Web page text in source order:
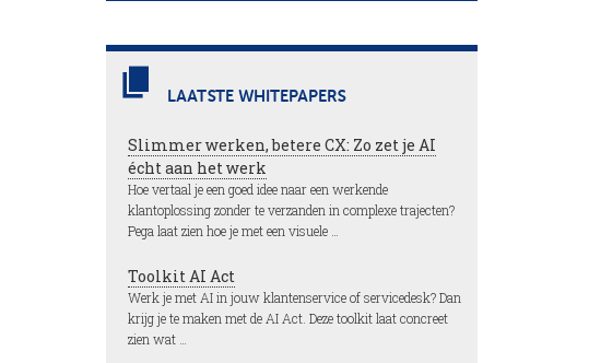
LAATSTE WHITEPAPERS
Slimmer werken, betere CX: Zo zet je AI
écht aan het werk
Hoe vertaal je een goed idee naar een werkende
klantoplossing zonder te verzanden in complexe trajecten?
Pega laat zien hoe je met een visuele …
Toolkit AI Act
Werk je met AI in jouw klantenservice of servicedesk? Dan
krijg je te maken met de AI Act. Deze toolkit laat concreet
zien wat …